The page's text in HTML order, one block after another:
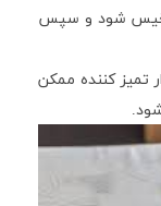
تشک خیس شود و سپس
تمیز کننده ممکن
.